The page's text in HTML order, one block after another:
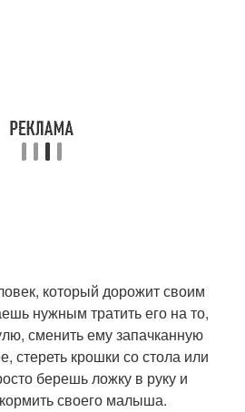
который дорожит своим
нужным тратить его на то,
сменить ему запачканную
стереть крошки со стола или
берешь ложку в руку и
своего малыша.